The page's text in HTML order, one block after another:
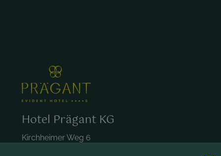
Hotel Prägant KG
Kirchheimer Weg 6